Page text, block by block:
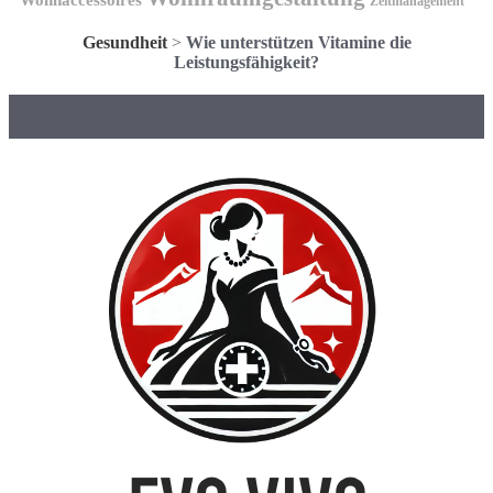
Gesundheit> Wie unterstützen Vitamine die
Leistungsfähigkeit?